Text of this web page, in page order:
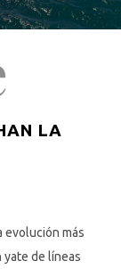
LA
evolución más
yate de líneas